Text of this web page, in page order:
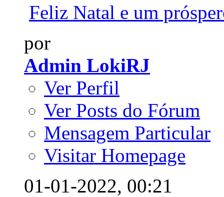
Feliz Natal e um
por
Admin LokiRJ
Ver Perfil
Ver Posts do Fórum
Mensagem Particular
Visitar Homepage
01-01-2022, 00:21